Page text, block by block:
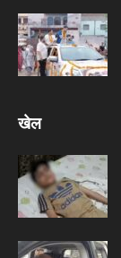
खेल